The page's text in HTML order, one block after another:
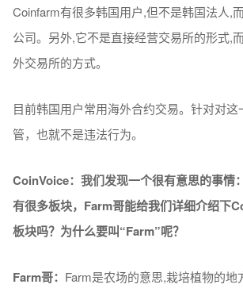
Coinfarm有很多韩国用户,但不是韩国法人,
公司。另外,它不是直接经营交易所的形式,
外交易所的方式。
目前韩国用户常用海外合约交易。针对对
管，也就不是违法行为。
CoinVoice：我们发现一个很有意思的事情
有很多板块，Farm哥能给我们详细介绍下
板块吗？ 为什么要叫“Farm”呢？
Farm哥： Farm是农场的意思,栽培植物的地